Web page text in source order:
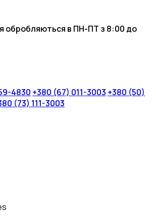
обробляються в ПН-ПТ з 8:00 до
4830 +380 (67) 011-3003 +380 (50)
(73) 111-3003